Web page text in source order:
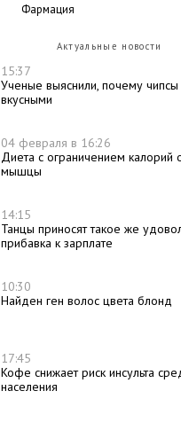
фармация
Актуальные новости
15:37
Ученые выяснили, почему чипсы
вкусными
04 февраля в 16:26
Диета с ограничением калорий
мышцы
14:15
Танцы приносят такое же
прибавка к зарплате
10:30
Найден ген волос цвета блонд
17:45
Кофе снижает риск инсульта
населения